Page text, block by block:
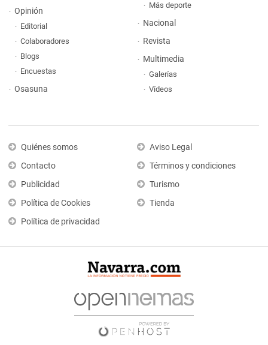
Opinión
Editorial
Colaboradores
Blogs
Encuestas
Osasuna
Más deporte
Nacional
Revista
Multimedia
Galerías
Vídeos
Quiénes somos
Contacto
Publicidad
Política de Cookies
Política de privacidad
Aviso Legal
Términos y condiciones
Turismo
Tienda